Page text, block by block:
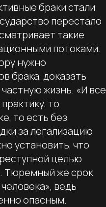
браки стали
перестало
такие
потоками.
нужно
брака, доказать
жизнь. «И все
то
то есть без
за легализацию
установить, что
целью
Тюремный же срок
ведь
опасным.